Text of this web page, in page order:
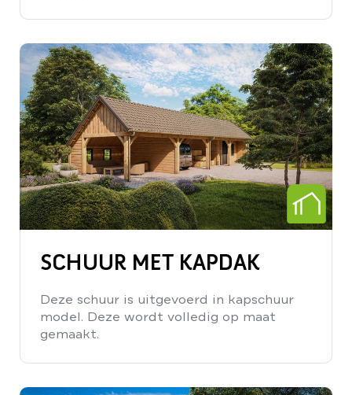
SCHUUR MET KAPDAK
Deze schuur is uitgevoerd in kapschuur
model. Deze wordt volledig op maat
gemaakt.